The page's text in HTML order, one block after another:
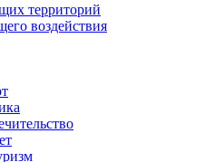
территорий
воздействия